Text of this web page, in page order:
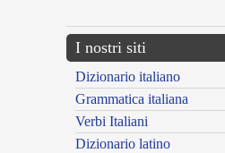
I nostri siti
Dizionario italiano
Grammatica italiana
Verbi Italiani
Dizionario latino